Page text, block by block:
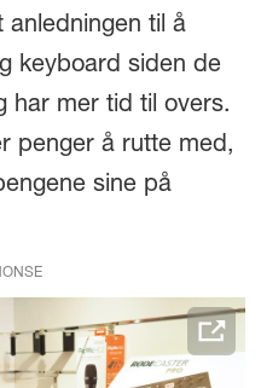
anledningen til å
keyboard siden de
har mer tid til overs.
penger å rutte med,
sine på